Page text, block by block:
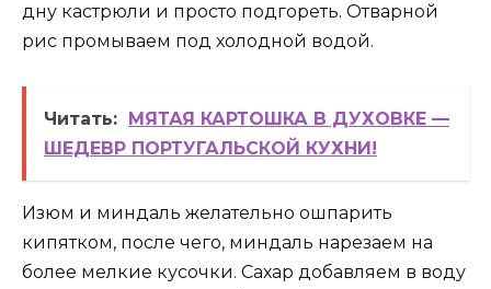
дну кастрюли и просто подгореть. Отварной
рис промываем под холодной водой.
Читать: МЯТАЯ КАРТОШКА В ДУХОВКЕ —
ШЕДЕВР ПОРТУГАЛЬСКОЙ КУХНИ!
Изюм и миндаль желательно ошпарить
кипятком, после чего, миндаль нарезаем на
более мелкие кусочки. Сахар добавляем в воду